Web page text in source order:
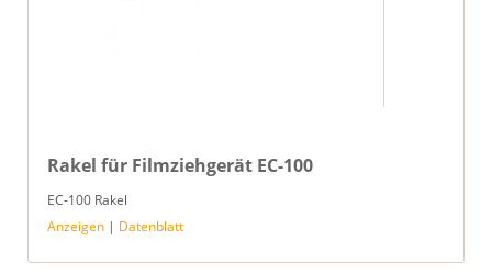
Rakel für Filmziehgerät EC-100
EC-100 Rakel
Anzeigen | Datenblatt